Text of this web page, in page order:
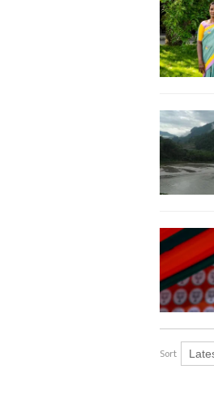
Sort